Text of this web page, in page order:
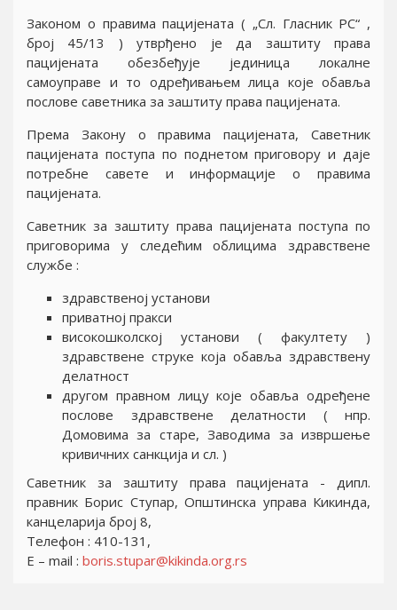
Законом о правима пацијената ( „Сл. Гласник РС“ ,
број 45/13 ) утврђено је да заштиту права
пацијената обезбеђује јединица локалне
самоуправе и то одређивањем лица које обавља
послове саветника за заштиту права пацијената.
Према Закону о правима пацијената, Саветник
пацијената поступа по поднетом приговору и даје
потребне савете и информације о правима
пацијената.
Саветник за заштиту права пацијената поступа по
приговорима у следећим облицима здравствене
службе :
здравственој установи
приватној пракси
високошколској установи ( факултету )
здравствене струке која обавља здравствену
делатност
другом правном лицу које обавља одређене
послове здравствене делатности ( нпр.
Домовима за старе, Заводима за извршење
кривичних санкција и сл. )
Саветник за заштиту права пацијената - дипл.
правник Борис Ступар, Општинска управа Кикинда,
канцеларија број 8,
Телефон : 410-131,
E – mail : boris.stupar@kikinda.org.rs